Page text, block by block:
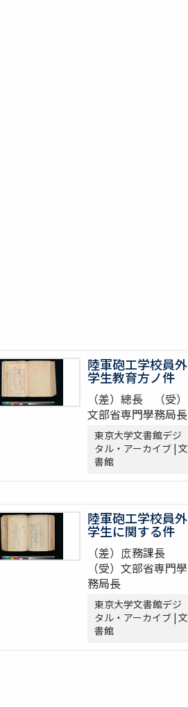
陸軍砲工学校員外
学生教育方ノ件
（差）總長 （受）
文部省専門學務局長
東京大学文書館デジ
タル・アーカイブ | 文
書館
陸軍砲工学校員外
学生に関する件
（差）庻務課長
（受）文部省専門學
務局長
東京大学文書館デジ
タル・アーカイブ | 文
書館